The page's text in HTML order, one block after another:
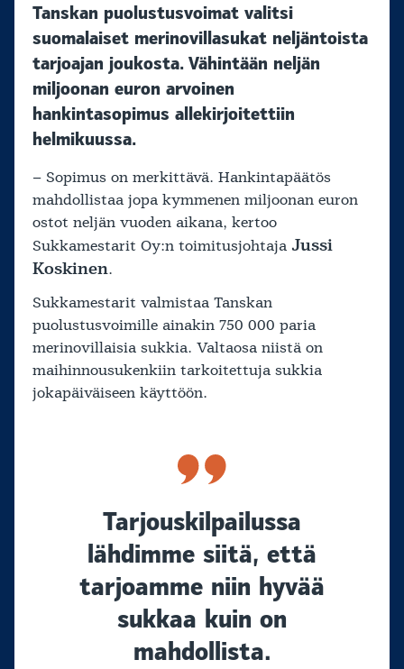
Tanskan puolustusvoimat valitsi
suomalaiset merinovillasukat neljäntoista
tarjoajan joukosta. Vähintään neljän
miljoonan euron arvoinen
hankintasopimus allekirjoitettiin
helmikuussa.
– Sopimus on merkittävä. Hankintapäätös
mahdollistaa jopa kymmenen miljoonan euron
ostot neljän vuoden aikana, kertoo
Sukkamestarit Oy:n toimitusjohtaja Jussi
Koskinen.
Sukkamestarit valmistaa Tanskan
puolustusvoimille ainakin 750 000 paria
merinovillaisia sukkia. Valtaosa niistä on
maihinnousukenkiin tarkoitettuja sukkia
jokapäiväiseen käyttöön.
Tarjouskilpailussa
lähdimme siitä, että
tarjoamme niin hyvää
sukkaa kuin on
mahdollista.